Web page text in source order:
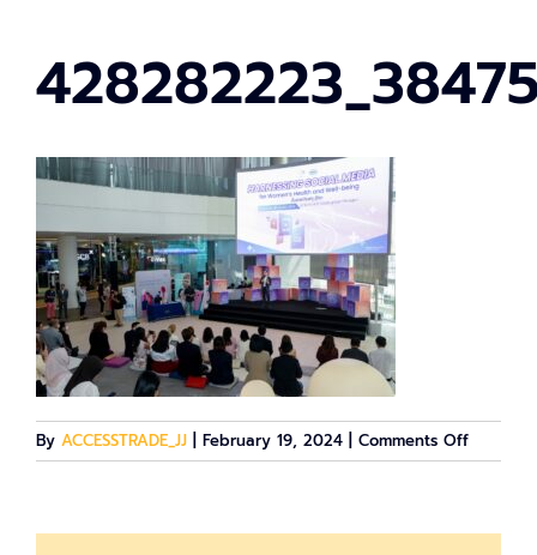
By ACCESSTRADE_JJ February 19, 2024 Comments Offon